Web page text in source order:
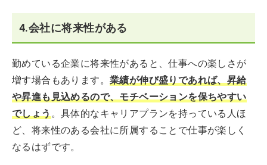
4.会社に将来性がある
勤めている企業に将来性があると、仕事への楽しさが
増す場合もあります。 業績が伸び盛りであれば、昇給
や昇進も見込めるので、モチベーションを保ちやすい
でしょう。具体的なキャリアプランを持っている人ほ
ど、将来性のある会社に所属することで仕事が楽しく
なるはずです。